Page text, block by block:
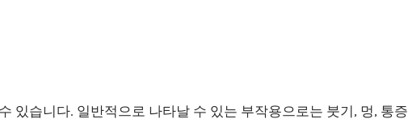
있습니다. 일반적으로 나타날 수 있는 부작용으로는 붓기, 멍, 통증